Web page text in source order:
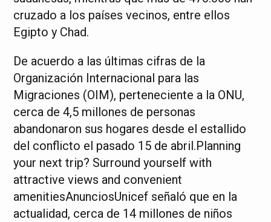
cruzado a los países vecinos, entre ellos
Egipto y Chad.
De acuerdo a las últimas cifras de la
Organización Internacional para las
Migraciones (OIM), perteneciente a la ONU,
cerca de 4,5 millones de personas
abandonaron sus hogares desde el estallido
del conflicto el pasado 15 de abril.Planning
your next trip? Surround yourself with
attractive views and convenient
amenitiesAnunciosUnicef señaló que en la
actualidad, cerca de 14 millones de niños